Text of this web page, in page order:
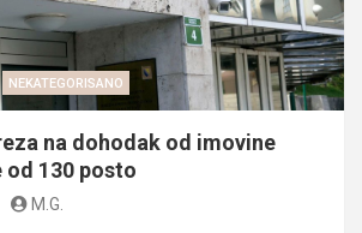
NEKATEGORISANO
na dohodak od imovine
od 130 posto
M.G.